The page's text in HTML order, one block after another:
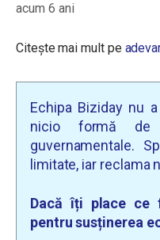
acum 6 ani
Citește mai mult pe
Echipa Biziday nu
nicio formă de
guvernamentale.
limitate, iar reclama
Dacă îți place ce
pentru susținerea